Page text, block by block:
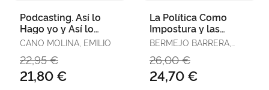
Podcasting. Así lo
Hago yo y Así lo
Puedes Hacer tú
CANO MOLINA, EMILIO
22,95 €
21,80 €
La Política Como
Impostura y las
Tinieblas de la
BERMEJO BARRERA,
26,00 €
24,70 €